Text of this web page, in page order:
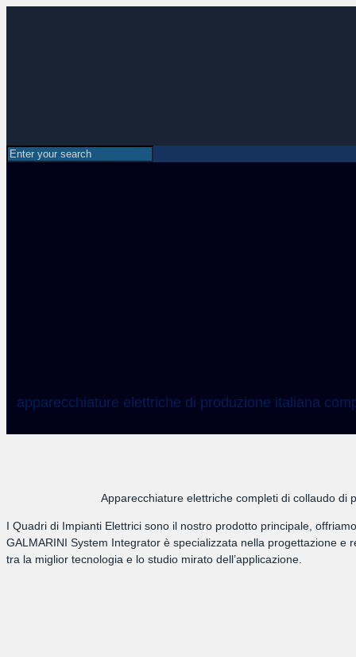
apparecchiature elettriche di produzione italiana
Apparecchiature elettriche completi di collaudo di
I Quadri di Impianti Elettrici sono il nostro prodotto principale,
GALMARINI System Integrator è specializzata nella progettazione
tra la miglior tecnologia e lo studio mirato dell’applicazione.